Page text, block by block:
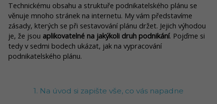
Technickému obsahu a struktuře podnikatelského plánu se
věnuje mnoho stránek na internetu. My vám představíme
zásady, kterých se při sestavování plánu držet. Jejich výhodou
je, že jsou aplikovatelné na jakýkoli druh podnikání. Pojďme si
tedy v sedmi bodech ukázat, jak na vypracování
podnikatelského plánu.
1. Na úvod si zapište vše, co vás napadne